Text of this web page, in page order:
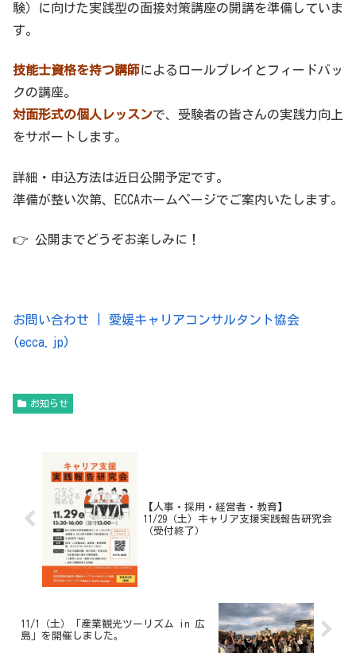
験）に向けた実践型の面接対策講座の開講を準備していま
す。
技能士資格を持つ講師によるロールプレイとフィードバッ
クの講座。
対面形式の個人レッスンで、受験者の皆さんの実践力向上
をサポートします。
詳細・申込方法は近日公開予定です。
準備が整い次第、ECCAホームページでご案内いたします。
👉 公開までどうぞお楽しみに！
お問い合わせ | 愛媛キャリアコンサルタント協会
(ecca.jp)
お知らせ
【人事・採用・経営者・教育】
11/29（土）キャリア支援実践報告研究会
（受付終了）
11/1（土）「産業観光ツーリズム in 広
島」を開催しました。